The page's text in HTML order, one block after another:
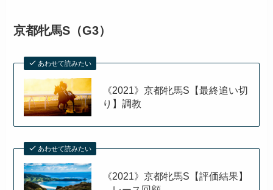
京都牝馬S（G3）
あわせて読みたい
《2021》京都牝馬S【最終追い切
り】調教
あわせて読みたい
《2021》京都牝馬S【評価結果】